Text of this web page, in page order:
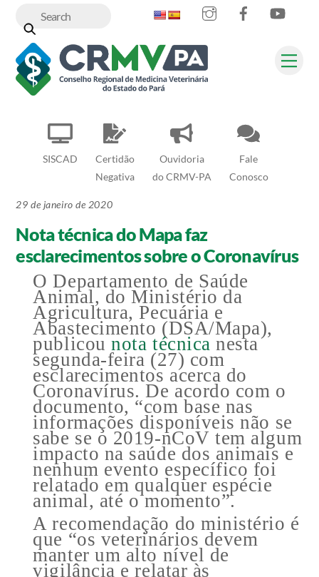
content
SISCAD
Certidão
Negativa
Ouvidoria
do CRMV-PA
Fale
Conosco
InstagramFacebook
29 de janeiro de 2020
Nota técnica do Mapa faz
esclarecimentos sobre o Coronavírus
O Departamento de Saúde
Animal, do Ministério da
Agricultura, Pecuária e
Abastecimento (DSA/Mapa),
publicounota técnica nesta
segunda-feira (27) com
esclarecimentos acerca do
Coronavírus. De acordo com o
documento, “com base nas
informações disponíveis não se
sabe se o 2019-nCoV tem algum
impacto na saúde dos animais e
nenhum evento específico foi
relatado em qualquer espécie
animal, até o momento”.
A recomendação do ministério é
que “os veterinários devem
manter um alto nível de
vigilância e relatar às